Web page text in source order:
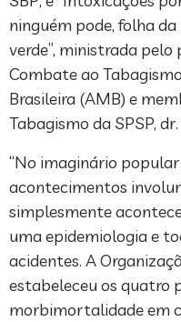
ninguém pode, folha
verde”, ministrada pelo
Combate ao
Brasileira (AMB) e
Tabagismo da SPSP,
“No imaginário
acontecimentos
simplesmente
uma epidemiologia e
acidentes. A
estabeleceu os quatro
morbimortalidade em